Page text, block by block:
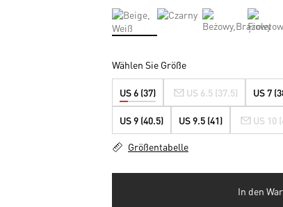
Wählen Sie Größe
US 6 (37) US 6.5 (37.5) US 7
US 9 (40.5) US 9.5 (41) US 10
Größentabelle
In den